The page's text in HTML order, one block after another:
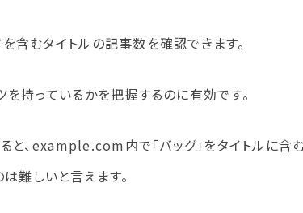
含むタイトルの記事数を確認できます。
持っているかを把握するのに有効です。
、example.com内で「バッグ」をタイトルに含
難しいと言えます。